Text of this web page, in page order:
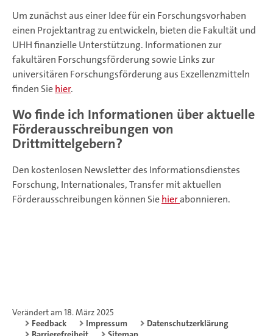
Um zunächst aus einer Idee für ein Forschungsvorhaben
einen Projektantrag zu entwickeln, bieten die Fakultät und
UHH finanzielle Unterstützung. Informationen zur
fakultären Forschungsförderung sowie Links zur
universitären Forschungsförderung aus Exzellenzmitteln
finden Siehier.
Wo finde ich Informationen über aktuelle
Förderausschreibungen von
Drittmittelgebern?
Den kostenlosen Newsletter des Informationsdienstes
Forschung, Internationales, Transfer mit aktuellen
Förderausschreibungen können Siehierabonnieren.
Verändert am 18. März 2025
Feedback
Impressum
Datenschutzerklärung